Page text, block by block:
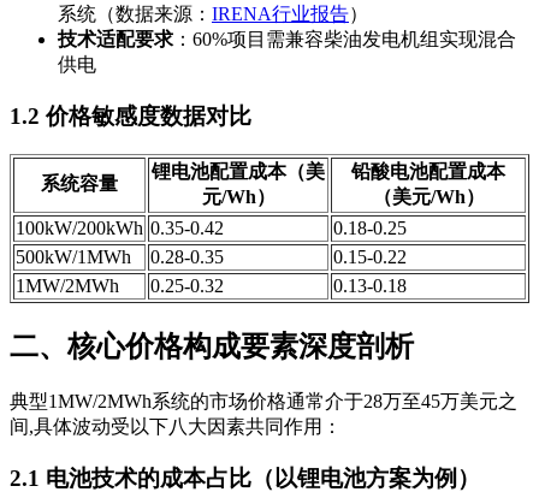
系统（数据来源： IRENA行业报告）
技术适配要求 ：60%项目需兼容柴油发电机组实现混合
供电
1.2 价格敏感度数据对比
系统容量
锂电池配置成本（美
元/Wh）
铅酸电池配置成本
（美元/Wh）
100kW/200kWh 0.35-0.42
0.18-0.25
500kW/1MWh
0.28-0.35
0.15-0.22
1MW/2MWh
0.25-0.32 0.13-0.18
二、核心价格构成要素深度剖析
典型1MW/2MWh系统的市场价格通常介于28万至45万美元之
间,具体波动受以下八大因素共同作用：
2.1 电池技术的成本占比（以锂电池方案为例）